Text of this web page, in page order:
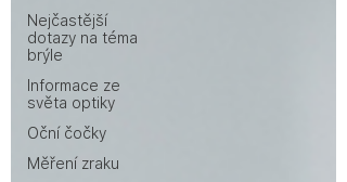
Nejčastější
dotazy na téma
brýle
Informace ze
světa optiky
Oční čočky
Měření zraku